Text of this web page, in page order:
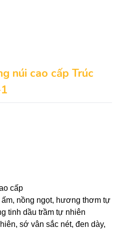
núi cao cấp Trúc
cấp
nồng ngọt, hương thơm tự
tinh dầu trầm tự nhiên
sớ vân sắc nét, đen dày,